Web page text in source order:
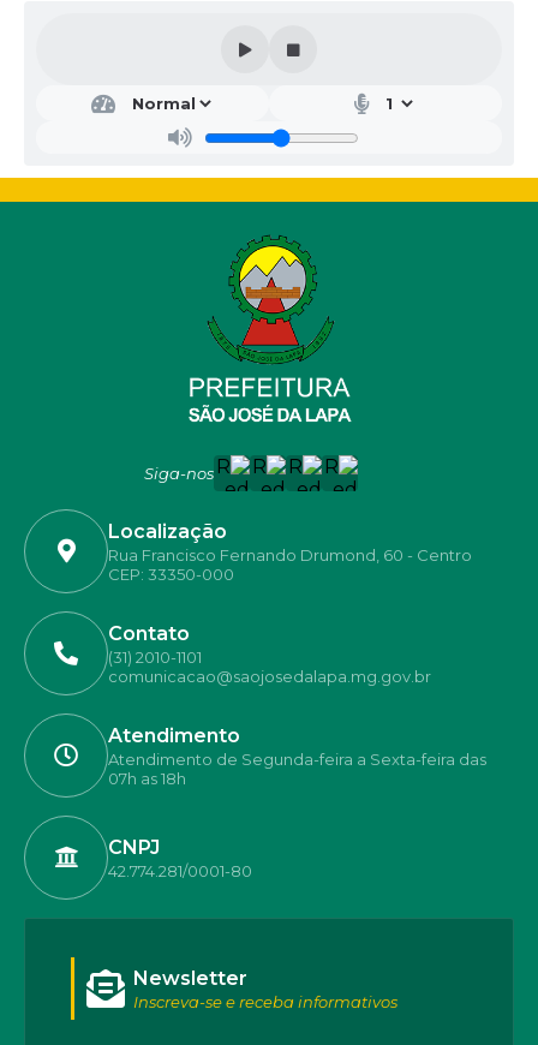
Siga-nos
Localização
Rua Francisco Fernando Drumond, 60 - Centro
CEP: 33350-000
Contato
(31) 2010-1101
comunicacao@saojosedalapa.mg.gov.br
Atendimento
Atendimento de Segunda-feira a Sexta-feira das
07h as 18h
CNPJ
42.774.281/0001-80
Newsletter
Inscreva-se e receba informativos